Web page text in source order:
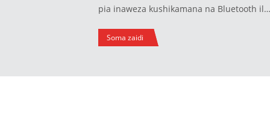
pia inaweza kushikamana na Bluetooth ili
kama vile vyungu vya maua, ndoo za
Soma zaidi